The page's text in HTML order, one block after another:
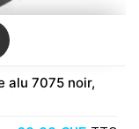
alu 7075 noir,